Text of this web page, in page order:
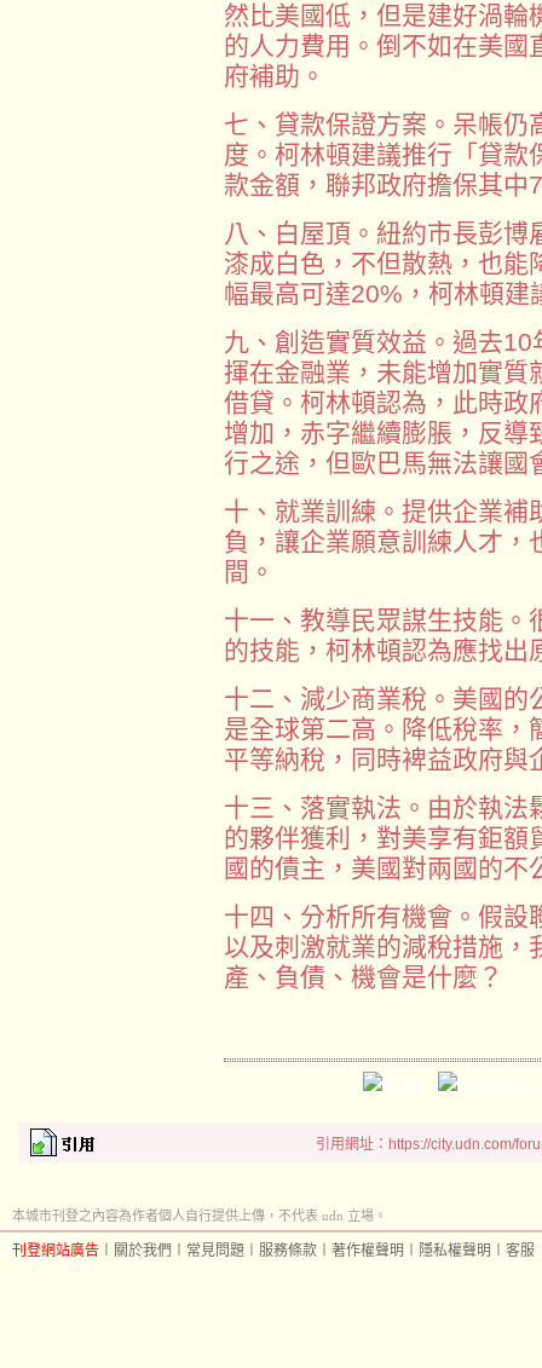
然比美國低，但是建好渦輪
的人力費用。倒不如在美國
府補助。
七、貸款保證方案。呆帳仍
度。柯林頓建議推行「貸款
款金額，聯邦政府擔保其中
八、白屋頂。紐約市長彭
漆成白色，不但散熱，也能
幅最高可達20%，柯林頓建
九、創造實質效益。過去
揮在金融業，未能增加實質
借貸。柯林頓認為，此時政
增加，赤字繼續膨脹，反導
行之途，但歐巴馬無法讓國
十、就業訓練。提供企業補
負，讓企業願意訓練人才，
間。
十一、教導民眾謀生技能。
的技能，柯林頓認為應找出
十二、減少商業稅。美國的
是全球第二高。降低稅率，
平等納稅，同時裨益政府與
十三、落實執法。由於執法
的夥伴獲利，對美享有鉅額
國的債主，美國對兩國的
十四、分析所有機會。假設
以及刺激就業的減稅措施，
產、負債、機會是什麼？
引用網址：https://city.udn.com/
本城市刊登之內容為作者個人自行提供上傳，不代表 udn 立場。
刊登網站廣告 關於我們 常見問題 服務條款 著作權聲明 隱私權聲明 客服